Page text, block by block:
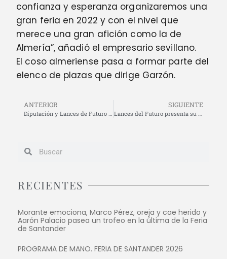
confianza y esperanza organizaremos una
gran feria en 2022 y con el nivel que
merece una gran afición como la de
Almería”, añadió el empresario sevillano.
El coso almeriense pasa a formar parte del
elenco de plazas que dirige Garzón.
ANTERIOR SIGUIENTE
RECIENTES
Morante emociona, Marco Pérez, oreja y cae herido y
Aarón Palacio pasea un trofeo en la última de la Feria
de Santander
PROGRAMA DE MANO. FERIA DE SANTANDER 2026